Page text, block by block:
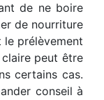
de ne boire
de nourriture
le prélèvement
peut être
certains cas.
conseil à